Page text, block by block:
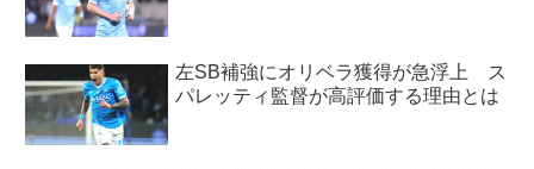
左SB補強にオリベラ獲得が急浮上 ス
パレッティ監督が高評価する理由とは